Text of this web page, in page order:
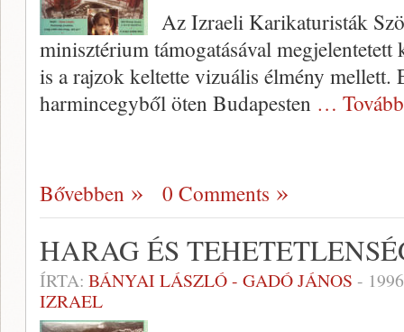
Az Izraeli Karikaturisták
minisztérium támogatásával
is a rajzok keltette vizuális élmény mellett.
harmincegyből öten Bu­dapesten …
Bővebben 0 Comments
HARAG ÉS
ÍRTA: BÁNYAI LÁSZLÓ - GADÓ JÁNOS -
IZRAEL